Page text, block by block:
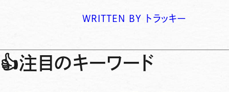
WRITTEN BY トラッキー
👍注目のキーワード